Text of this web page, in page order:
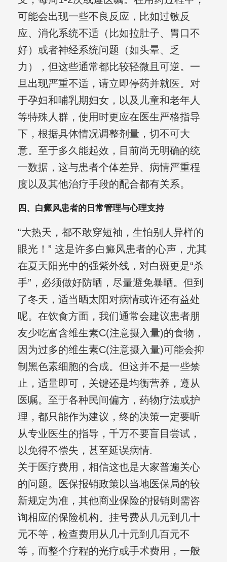
可能会出现一些不良反应，比如过敏反
应、消化系统不适（比如拉肚子、胃口不
好）或者神经系统问题（如头晕、乏
力），但这些通常都比较轻微且可逆。一
旦出现严重不适，请立即停药并就医。对
于孕妇和哺乳期妇女，以及儿童和老年人
等特殊人群，使用时更应在医生严格指导
下，根据具体情况调整剂量，切不可大
意。至于多久能起效，目前尚无明确的统
一数据，这与患者个体差异、病情严重程
度以及其他治疗手段的配合都有关系。
四、白癜风患者的日常管理与心理支持
“大热天，都不敢穿短袖，生怕别人异样的
眼光！” 这是许多白癜风患者的心声，尤其
在夏天阳光中的强紫外线，对白斑更是“杀
手”，必须做好防晒，尽量避免暴晒。但到
了冬天，适当晒太阳对病情或许还有益处
呢。在饮食方面，我们通常会建议患者朋
友少吃富含维生素C(注意摄入量)的食物，
因为过多的维生素C(注意摄入量)可能会抑
制黑色素细胞的合成。但这并不是一些禁
止，适量即可，关键还是均衡营养，遵从
医嘱。至于各种民间偏方，药物疗法或护
理，都只能作为建议，终的决策一定要听
从专业医生的指导，千万不要盲目尝试，
以免得不偿失，甚至延误病情.
关于医疗费用，相信这也是大家普遍关心
的问题。医保报销政策以当地医保局的较
新规定为准，其他商业保险的报销则需咨
询相应的保险机构。挂号费从几元到几十
元不等，检查费用从几十元到几百元不
等，而整个疗程的光疗或手术费用，一般